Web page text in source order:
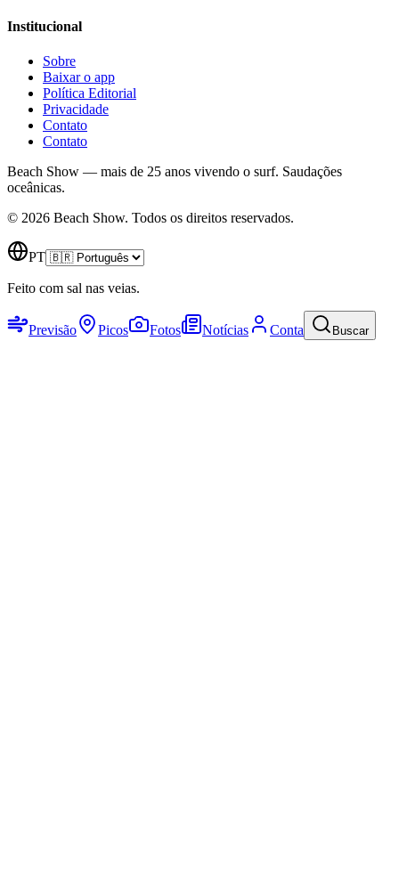
Institucional
Sobre
Baixar o app
Política Editorial
Privacidade
Contato
Contato
Beach Show — mais de 25 anos vivendo o surf. Saudações
oceânicas.
© 2026 Beach Show. Todos os direitos reservados.
PT
Feito com sal nas veias.
Previsão Picos Fotos Notícias Conta Buscar